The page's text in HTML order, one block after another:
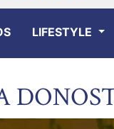
LIFESTYLE